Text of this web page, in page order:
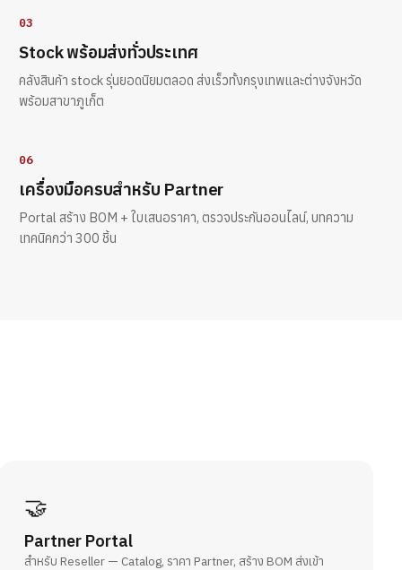
03
Stock พร้อมส่งทั่วประเทศ
คลังสินค้า stock รุ่นยอดนิยมตลอด ส่งเร็วทั้งกรุงเทพและต่างจังหวัด
พร้อมสาขาภูเก็ต
06
เครื่องมือครบสำหรับ Partner
Portal สร้าง BOM + ใบเสนอราคา, ตรวจประกันออนไลน์, บทความ
เทคนิคกว่า 300 ชิ้น
🤝
Partner Portal
สำหรับ Reseller — Catalog, ราคา Partner, สร้าง BOM ส่งเข้า